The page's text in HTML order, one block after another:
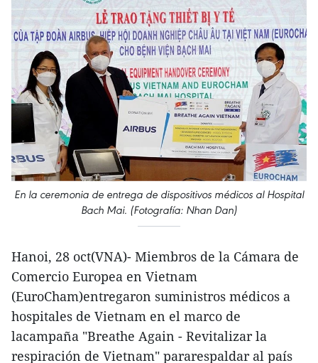
En la ceremonia de entrega de dispositivos médicos al Hospital
Bach Mai. (Fotografía: Nhan Dan)
Hanoi, 28 oct(VNA)- Miembros de la Cámara de
Comercio Europea en Vietnam
(EuroCham)entregaron suministros médicos a
hospitales de Vietnam en el marco de
lacampaña "Breathe Again - Revitalizar la
respiración de Vietnam" pararespaldar al país